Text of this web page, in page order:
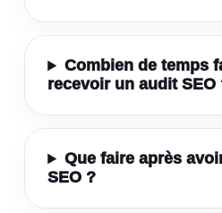
Combien de temps
recevoir un audit SEO
Que faire après
SEO ?